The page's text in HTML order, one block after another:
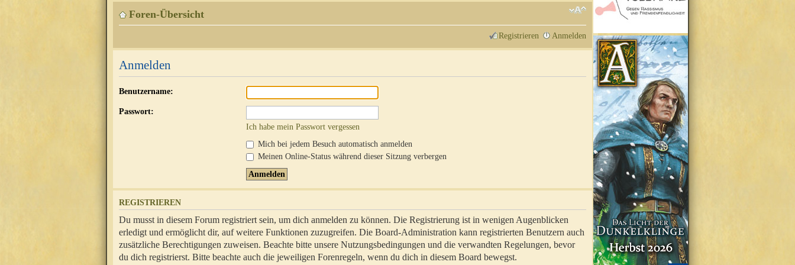
Foren-Übersicht
Registrieren Anmelden
Anmelden
Benutzername:
Passwort:
Ich habe mein Passwort vergessen
Mich bei jedem Besuch automatisch anmelden
Meinen Online-Status während dieser Sitzung verbergen
REGISTRIEREN
Du musst in diesem Forum registriert sein, um dich anmelden zu können. Die Registrierung ist in wenigen Augenblicken
erledigt und ermöglicht dir, auf weitere Funktionen zuzugreifen. Die Board-Administration kann registrierten Benutzern auch
zusätzliche Berechtigungen zuweisen. Beachte bitte unsere Nutzungsbedingungen und die verwandten Regelungen, bevor
du dich registrierst. Bitte beachte auch die jeweiligen Forenregeln, wenn du dich in diesem Board bewegst.